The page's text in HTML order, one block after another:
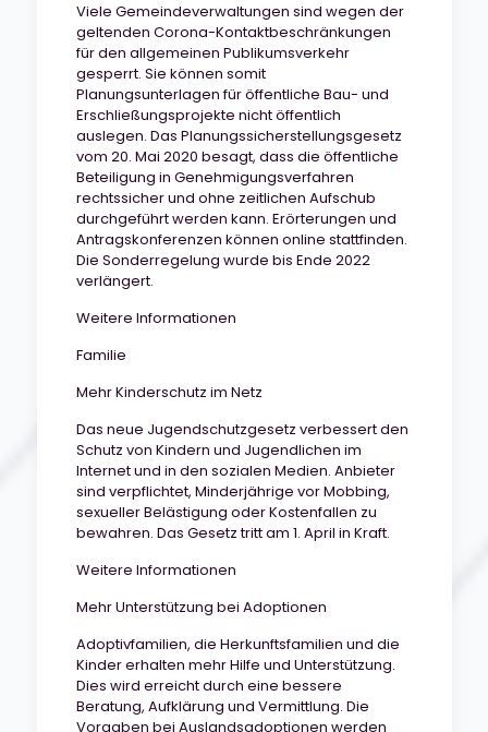
Viele Gemeindeverwaltungen sind wegen der
geltenden Corona-Kontaktbeschränkungen
für den allgemeinen Publikumsverkehr
gesperrt. Sie können somit
Planungsunterlagen für öffentliche Bau- und
Erschließungsprojekte nicht öffentlich
auslegen. Das Planungssicherstellungsgesetz
vom 20. Mai 2020 besagt, dass die öffentliche
Beteiligung in Genehmigungsverfahren
rechtssicher und ohne zeitlichen Aufschub
durchgeführt werden kann. Erörterungen und
Antragskonferenzen können online stattfinden.
Die Sonderregelung wurde bis Ende 2022
verlängert.
Weitere Informationen
Familie
Mehr Kinderschutz im Netz
Das neue Jugendschutzgesetz verbessert den
Schutz von Kindern und Jugendlichen im
Internet und in den sozialen Medien. Anbieter
sind verpflichtet, Minderjährige vor Mobbing,
sexueller Belästigung oder Kostenfallen zu
bewahren. Das Gesetz tritt am 1. April in Kraft.
Weitere Informationen
Mehr Unterstützung bei Adoptionen
Adoptivfamilien, die Herkunftsfamilien und die
Kinder erhalten mehr Hilfe und Unterstützung.
Dies wird erreicht durch eine bessere
Beratung, Aufklärung und Vermittlung. Die
Vorgaben bei Auslandsadoptionen werden